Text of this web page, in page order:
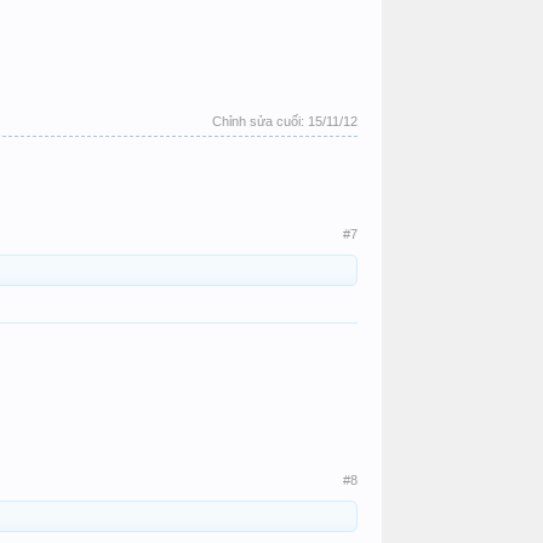
Chỉnh sửa cuối: 15/11/12
#7
#8